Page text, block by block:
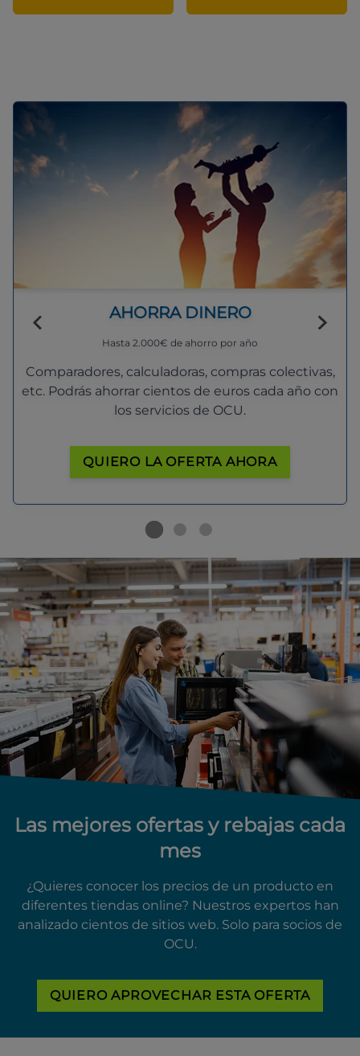
AHORRA DINERO
Hasta 2.000€ de ahorro por año
Comparadores, calculadoras, compras colectivas,
etc. Podrás ahorrar cientos de euros cada año con
los servicios de OCU.
QUIERO LA OFERTA AHORA
Las mejores ofertas y rebajas cada
mes
¿Quieres conocer los precios de un producto en
diferentes tiendas online? Nuestros expertos han
analizado cientos de sitios web. Solo para socios de
OCU.
QUIERO APROVECHAR ESTA OFERTA